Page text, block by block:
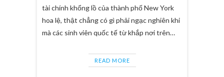
tài chính khổng lồ của thành phố New York
hoa lệ, thật chẳng có gì phải ngạc nghiên khi
mà các sinh viên quốc tế từ khắp nơi trên…
READ MORE